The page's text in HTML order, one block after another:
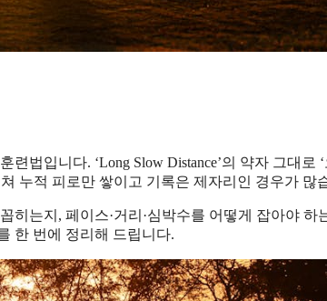
법입니다. ‘Long Slow Distance’의 약자 그대로
누적 피로만 쌓이고 기록은 제자리인 경우가 많
히는지, 페이스·거리·심박수를 어떻게 잡아야 하
한 번에 정리해 드립니다.